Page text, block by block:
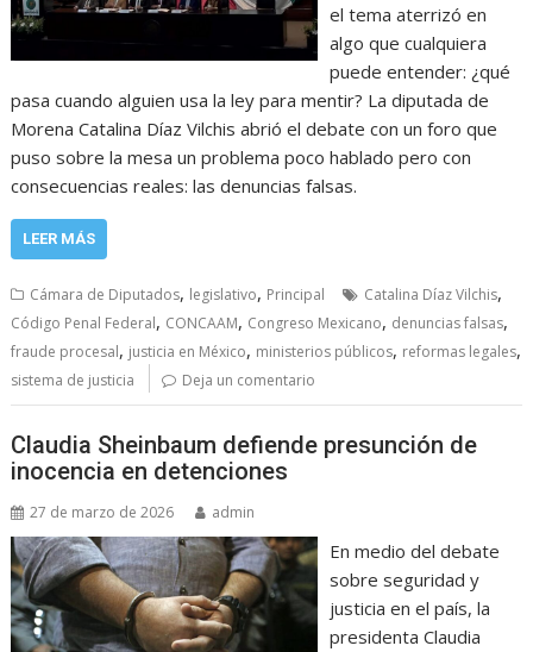
el tema aterrizó en
algo que cualquiera
puede entender: ¿qué
pasa cuando alguien usa la ley para mentir? La diputada de
Morena Catalina Díaz Vilchis abrió el debate con un foro que
puso sobre la mesa un problema poco hablado pero con
consecuencias reales: las denuncias falsas.
LEER MÁS
Cámara de Diputados, legislativo, Principal Catalina Díaz Vilchis,
Código Penal Federal, CONCAAM, Congreso Mexicano, denuncias falsas,
fraude procesal, justicia en México, ministerios públicos, reformas legales,
sistema de justicia Deja un comentario
Claudia Sheinbaum defiende presunción de
inocencia en detenciones
27 de marzo de 2026 admin
En medio del debate
sobre seguridad y
justicia en el país, la
presidenta Claudia